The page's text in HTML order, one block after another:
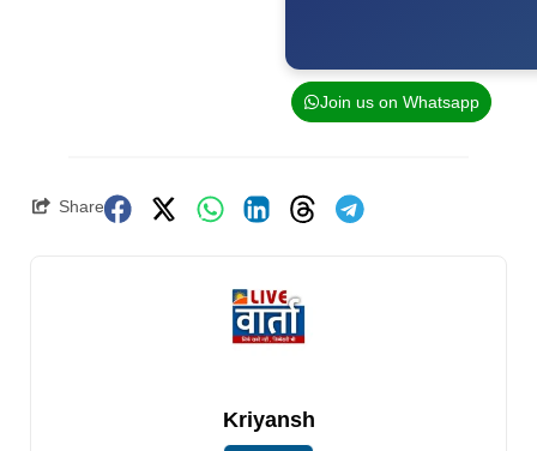
Join us on Whatsapp
Share
Kriyansh